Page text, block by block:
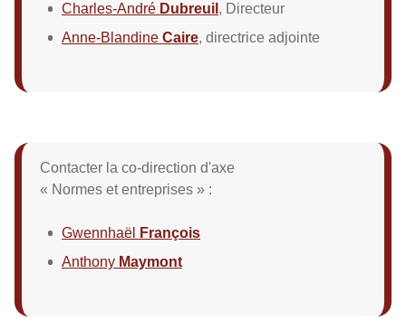
Charles-André Dubreuil , Directeur
Anne-Blandine Caire, directrice adjointe
Contacter la co-direction d'axe
« Normes et entreprises » :
Gwennhaël
François
Anthony Maymont